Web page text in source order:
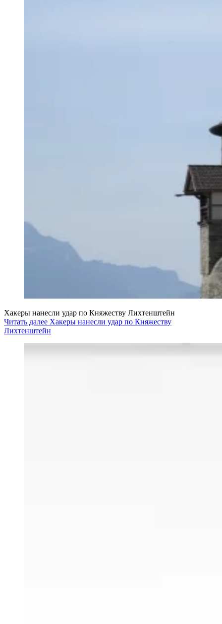
Хакеры нанесли удар по Княжеству Лихтенштейн
Читать далее Хакеры нанесли удар по Княжеству
Лихтенштейн